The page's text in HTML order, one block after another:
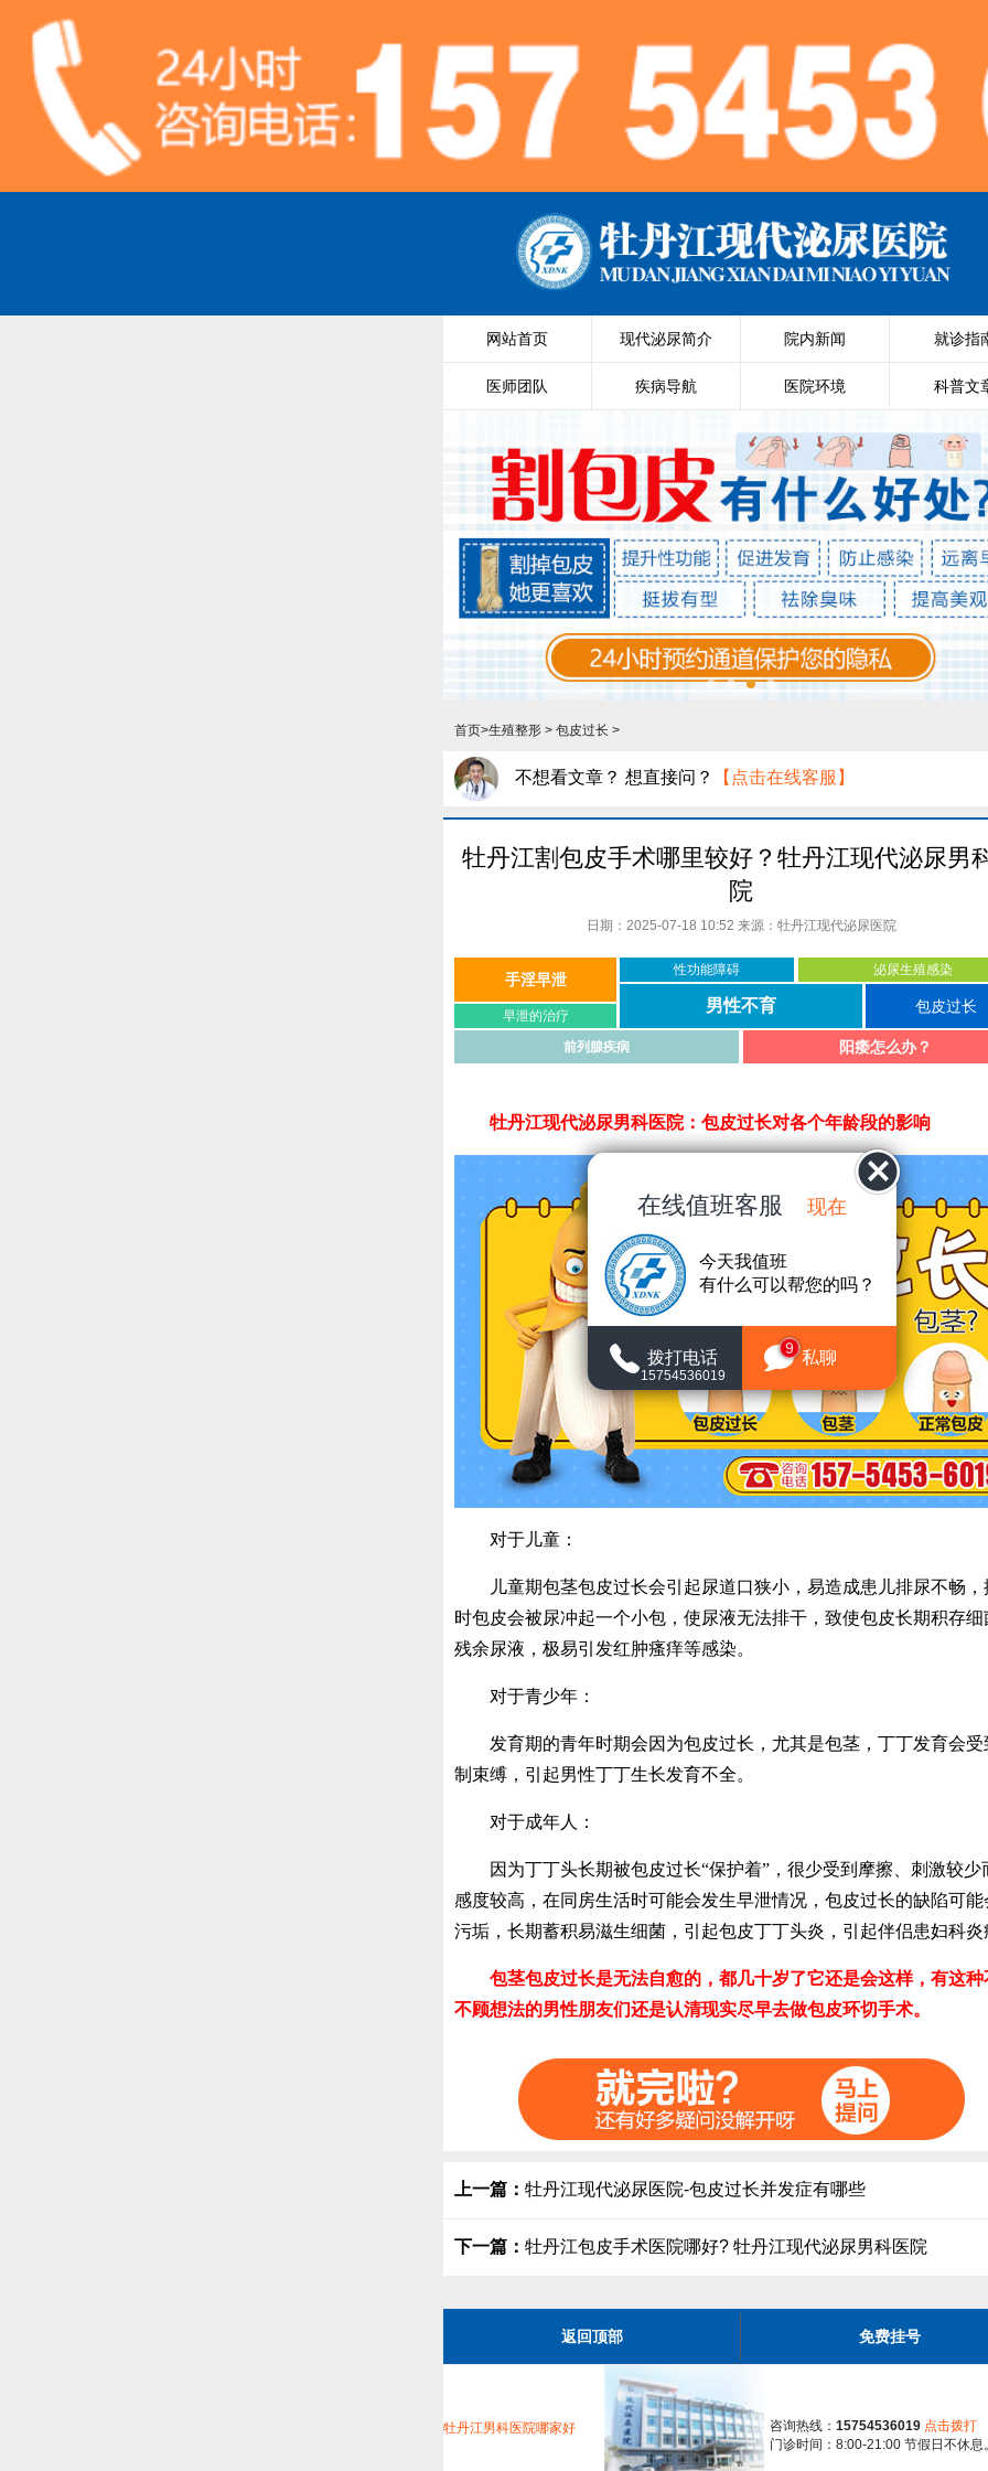
网站首页 现代泌尿简介 院内新闻 就诊指
医师团队 疾病导航 医院环境 科普文
首页>生殖整形 > 包皮过长 >
不想看文章？ 想直接问？ 【点击在线客服】
牡丹江割包皮手术哪里较好？牡丹江现代泌尿男
院
日期：2025-07-18 10:52 来源： 牡丹江现代泌尿医院
手淫早泄
性功能障碍 泌尿生殖感染
包皮过长
男性不育
早泄的治疗
前列腺疾病
阳痿怎么办？
牡丹江现代泌尿男科医院：包皮过长对各个年龄段的影响
对于儿童：
儿童期包茎包皮过长会引起尿道口狭小，易造成患儿排尿不畅，
时包皮会被尿冲起一个小包，使尿液无法排干，致使包皮长期积存细
残余尿液，极易引发红肿瘙痒等感染。
对于青少年：
发育期的青年时期会因为包皮过长，尤其是包茎，丁丁发育会受
制束缚，引起男性丁丁生长发育不全。
对于成年人：
因为丁丁头长期被包皮过长“保护着”，很少受到摩擦、刺激较少
感度较高，在同房生活时可能会发生早泄情况，包皮过长的缺陷可能
污垢，长期蓄积易滋生细菌，引起包皮丁丁头炎，引起伴侣患妇科炎
包茎包皮过长是无法自愈的，都几十岁了它还是会这样，有这种
不顾想法的男性朋友们还是认清现实尽早去做包皮环切手术。
上一篇： 牡丹江现代泌尿医院-包皮过长并发症有哪些
下一篇： 牡丹江包皮手术医院哪好? 牡丹江现代泌尿男科医院
返回顶部 免费挂号
牡丹江男科医院哪家好 咨询热线： 15754536019 点击拨打
门诊时间：8:00-21:00 节假日不休息
在线值班客服 现在
今天我值班
有什么可以帮您的吗？
拨打电话
15754536019
9 私聊